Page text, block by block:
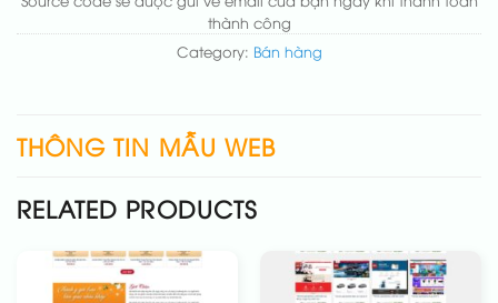
thành công
Category: Bán hàng
THÔNG TIN MẪU WEB
RELATED PRODUCTS